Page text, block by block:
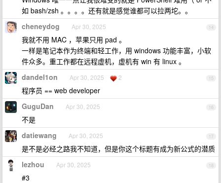
如 bash/zsh 。。。。还有就是感觉谁都可以拉两坨。。
14
cheneydog Apr 30, 2025
我就不用 MAC ，苹果只用 pad 。
一样是笔记本作为终端和轻工作，用 windows 功能丰富，小软
件众多。重工作都在远程虚机，虚机有 win 有 linux 。
15
dandel1on Apr 30, 2025 2
程序员 == web developer
16
GuguDan Apr 30, 2025
不是
17
datiewang Apr 30, 2025
是不是必经之路我不知道，但是你这个标题有成为新公式的潜质
18
lezhou Apr 30, 2025
#3